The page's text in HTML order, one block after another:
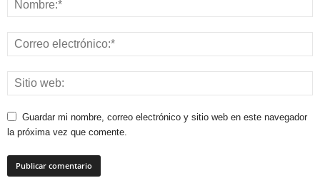
Guardar mi nombre, correo electrónico y sitio web en este navegador
la próxima vez que comente.